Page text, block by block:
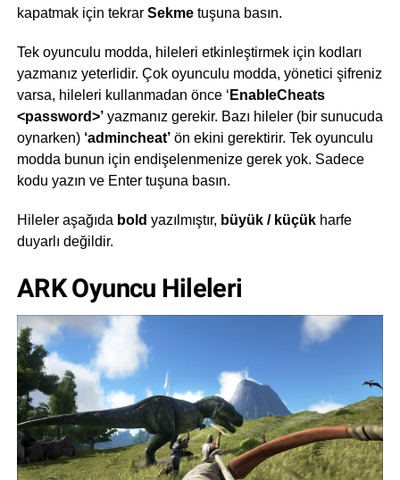
kapatmak için tekrar Sekmetuşuna basın.
Tek oyunculu modda, hileleri etkinleştirmek için kodları
yazmanız yeterlidir. Çok oyunculu modda, yönetici şifreniz
varsa, hileleri kullanmadan önce ‘ EnableCheats
<password>’yazmanız gerekir. Bazı hileler (bir sunucuda
oynarken) ‘admincheat’ön ekini gerektirir. Tek oyunculu
modda bunun için endişelenmenize gerek yok. Sadece
kodu yazın ve Enter tuşuna basın.
Hileler aşağıda bold yazılmıştır, büyük / küçükharfe
duyarlı değildir.
ARK Oyuncu Hileleri